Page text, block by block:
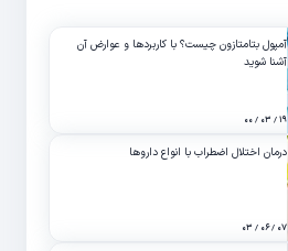
آمپول بتامتازون چیست؟ با کاربردها و عوارض آن
آشنا شوید
۱۹ / ۰۳ / ۰۰
درمان اختلال اضطراب با انواع داروها
۰۷ / ۰۶ / ۰۳